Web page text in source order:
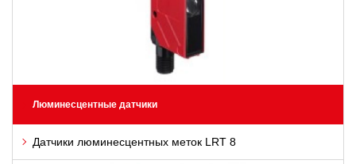
Люминесцентные датчики
Датчики люминесцентных меток LRT 8